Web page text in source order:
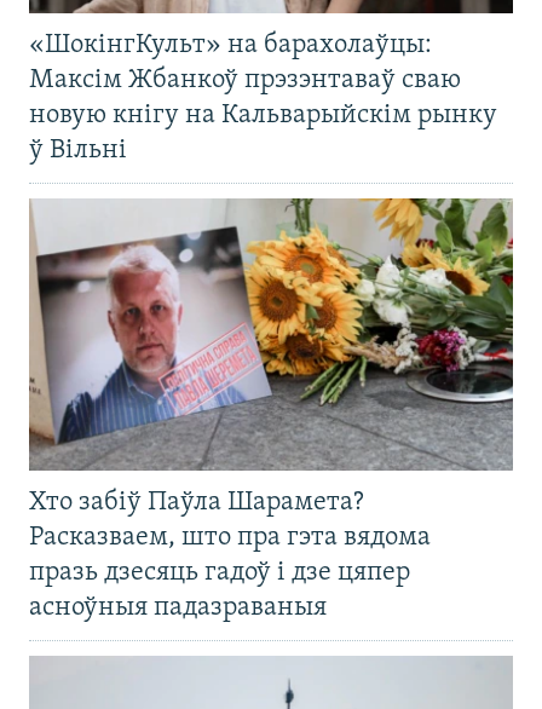
«ШокінгКульт» на барахолаўцы:
Максім Жбанкоў прэзэнтаваў сваю
новую кнігу на Кальварыйскім рынку
ў Вільні
Хто забіў Паўла Шарамета?
Расказваем, што пра гэта вядома
празь дзесяць гадоў і дзе цяпер
асноўныя падазраваныя